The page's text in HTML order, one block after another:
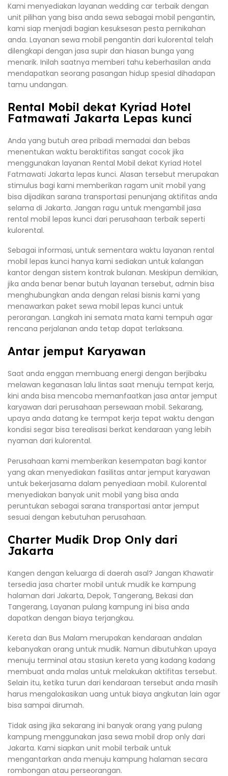
Kami menyediakan layanan wedding car terbaik dengan
unit pilihan yang bisa anda sewa sebagai mobil pengantin,
kami siap menjadi bagian kesuksesan pesta pernikahan
anda. Layanan sewa mobil pengantin dari kulorental telah
dilengkapi dengan jasa supir dan hiasan bunga yang
menarik. Inilah saatnya memberi tahu keberhasilan anda
mendapatkan seorang pasangan hidup spesial dihadapan
tamu undangan.
Rental Mobil dekat Kyriad Hotel
Fatmawati Jakarta Lepas kunci
Anda yang butuh area pribadi memadai dan bebas
menentukan waktu beraktifitas sangat cocok jika
menggunakan layanan Rental Mobil dekat Kyriad Hotel
Fatmawati Jakarta lepas kunci. Alasan tersebut merupakan
stimulus bagi kami memberikan ragam unit mobil yang
bisa dijadikan sarana transportasi penunjang aktifitas anda
selama di Jakarta. Jangan ragu untuk mengambil jasa
rental mobil lepas kunci dari perusahaan terbaik seperti
kulorental.
Sebagai informasi, untuk sementara waktu layanan rental
mobil lepas kunci hanya kami sediakan untuk kalangan
kantor dengan sistem kontrak bulanan. Meskipun demikian,
jika anda benar benar butuh layanan tersebut, admin bisa
menghubungkan anda dengan relasi bisnis kami yang
menawarkan paket sewa mobil lepas kunci untuk
perorangan. Langkah ini semata mata kami tempuh agar
rencana perjalanan anda tetap dapat terlaksana.
Antar jemput Karyawan
Saat anda enggan membuang energi dengan berjibaku
melawan keganasan lalu lintas saat menuju tempat kerja,
kini anda bisa mencoba memanfaatkan jasa antar jemput
karyawan dari perusahaan persewaan mobil. Sekarang,
upaya anda datang ke termpat kerja tepat waktu dengan
kondisi segar bisa terealisasi berkat kendaraan yang lebih
nyaman dari kulorental.
Perusahaan kami memberikan kesempatan bagi kantor
yang akan menyediakan fasilitas antar jemput karyawan
untuk bekerjasama dalam penyediaan mobil. Kulorental
menyediakan banyak unit mobil yang bisa anda
peruntukan sebagai sarana transportasi antar jemput
sesuai dengan kebutuhan perusahaan.
Charter Mudik Drop Only dari
Jakarta
Kangen dengan keluarga di daerah asal? Jangan Khawatir
tersedia jasa charter mobil untuk mudik ke kampung
halaman dari Jakarta, Depok, Tangerang, Bekasi dan
Tangerang, Layanan pulang kampung ini bisa anda
dapatkan dengan biaya terjangkau.
Kereta dan Bus Malam merupakan kendaraan andalan
kebanyakan orang untuk mudik. Namun dibutuhkan upaya
menuju terminal atau stasiun kereta yang kadang kadang
membuat anda malas untuk melakukan aktifitas tersebut.
Selain itu, ketika turun dari kendaraan tersebut anda masih
harus mengalokasikan uang untuk biaya angkutan lain agar
bisa sampai dirumah.
Tidak asing jika sekarang ini banyak orang yang pulang
kampung menggunakan jasa sewa mobil drop only dari
Jakarta. Kami siapkan unit mobil terbaik untuk
mengantarkan anda menuju kampung halaman secara
rombongan atau perseorangan.